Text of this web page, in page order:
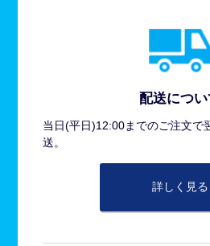
配送につい
当日(平日)12:00までのご注文で
送。
詳しく見る